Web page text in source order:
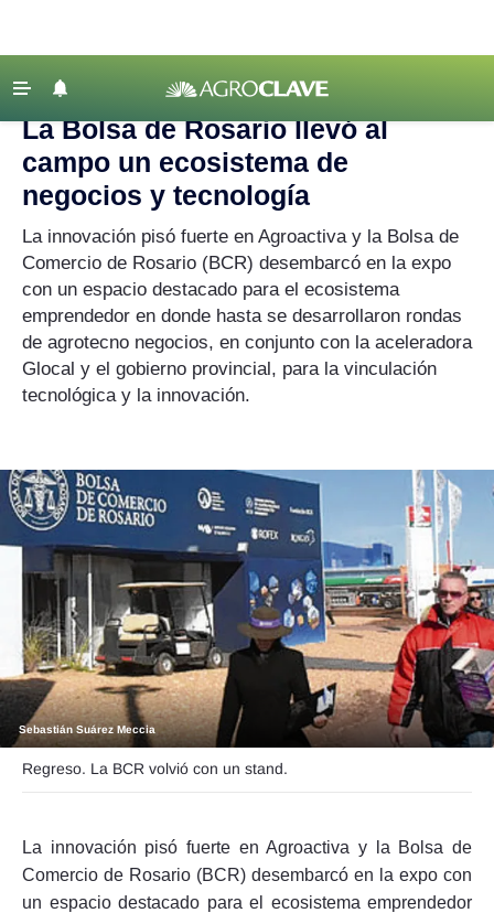
Ganadería
Lechería
Tecnología
Maquinaria agrícola
Agenda
Regionales
Mercados
Seguinos
‹ VOLVER
Agroclave
La Bolsa de Rosario llevó al
campo un ecosistema de
negocios y tecnología
La innovación pisó fuerte en Agroactiva y la Bolsa de
Comercio de Rosario (BCR) desembarcó en la expo
con un espacio destacado para el ecosistema
emprendedor en donde hasta se desarrollaron rondas
de agrotecno negocios, en conjunto con la aceleradora
Glocal y el gobierno provincial, para la vinculación
tecnológica y la innovación.
Sebastián Suárez Meccia
Regreso. La BCR volvió con un stand.
La innovación pisó fuerte en Agroactiva y la Bolsa de
Comercio de Rosario (BCR) desembarcó en la expo con
un espacio destacado para el ecosistema emprendedor